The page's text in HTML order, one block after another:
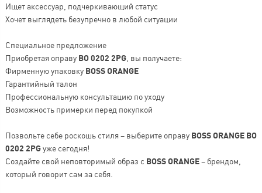
Ищет аксессуар, подчеркивающий статус
Хочет выглядеть безупречно в любой ситуации
Специальное предложение
Приобретая оправу BO 0202 2PG, вы получаете:
Фирменную упаковку BOSS ORANGE
Гарантийный талон
Профессиональную консультацию по уходу
Возможность примерки перед покупкой
Позвольте себе роскошь стиля – выберите оправу BOSS ORANGE BO
0202 2PGуже сегодня!
Создайте свой неповторимый образ с BOSS ORANGE– брендом,
который говорит сам за себя.